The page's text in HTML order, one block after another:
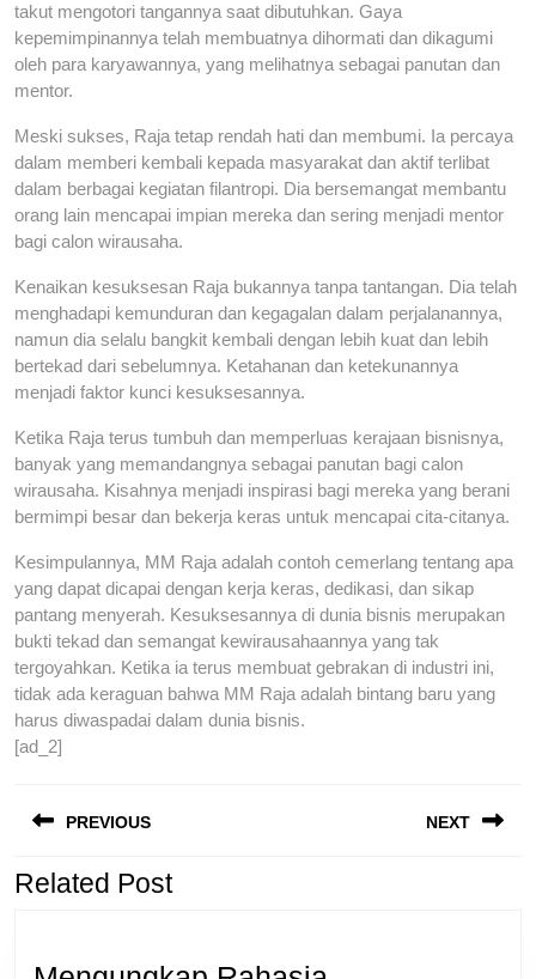
takut mengotori tangannya saat dibutuhkan. Gaya
kepemimpinannya telah membuatnya dihormati dan dikagumi
oleh para karyawannya, yang melihatnya sebagai panutan dan
mentor.
Meski sukses, Raja tetap rendah hati dan membumi. Ia percaya
dalam memberi kembali kepada masyarakat dan aktif terlibat
dalam berbagai kegiatan filantropi. Dia bersemangat membantu
orang lain mencapai impian mereka dan sering menjadi mentor
bagi calon wirausaha.
Kenaikan kesuksesan Raja bukannya tanpa tantangan. Dia telah
menghadapi kemunduran dan kegagalan dalam perjalanannya,
namun dia selalu bangkit kembali dengan lebih kuat dan lebih
bertekad dari sebelumnya. Ketahanan dan ketekunannya
menjadi faktor kunci kesuksesannya.
Ketika Raja terus tumbuh dan memperluas kerajaan bisnisnya,
banyak yang memandangnya sebagai panutan bagi calon
wirausaha. Kisahnya menjadi inspirasi bagi mereka yang berani
bermimpi besar dan bekerja keras untuk mencapai cita-citanya.
Kesimpulannya, MM Raja adalah contoh cemerlang tentang apa
yang dapat dicapai dengan kerja keras, dedikasi, dan sikap
pantang menyerah. Kesuksesannya di dunia bisnis merupakan
bukti tekad dan semangat kewirausahaannya yang tak
tergoyahkan. Ketika ia terus membuat gebrakan di industri ini,
tidak ada keraguan bahwa MM Raja adalah bintang baru yang
harus diwaspadai dalam dunia bisnis.
[ad_2]
navigation
PREVIOUS NEXT
Related Post